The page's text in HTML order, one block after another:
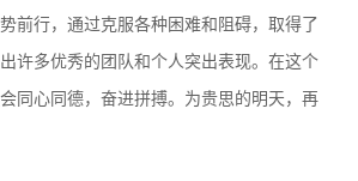
前行，通过克服各种困难和阻碍，取得了
许多优秀的团队和个人突出表现。在这个
同心同德，奋进拼搏。为贵思的明天，再